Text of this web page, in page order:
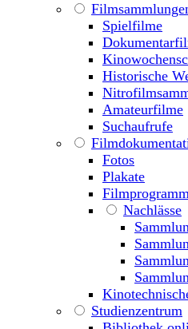
Spielfilme
Historische
Amateurfilme
Suchaufrufe
Fotos
Plakate
Nachlässe
Studienzentrum